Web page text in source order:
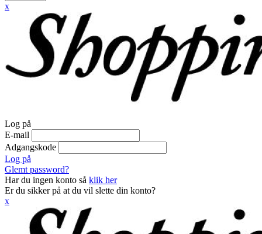
x
Log på
E-mail
Adgangskode
Log på
Glemt password?
Har du ingen konto så klik her
Er du sikker på at du vil slette din konto?
x